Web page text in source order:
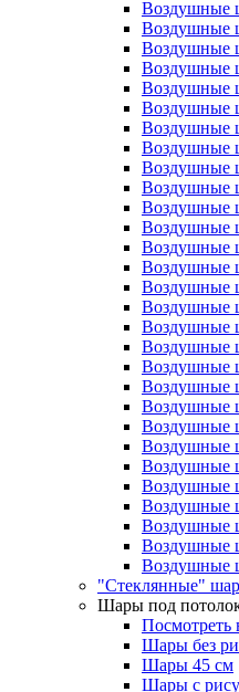
Воздушные
Воздушные
Воздушные
Воздушные
Воздушные
Воздушные
Воздушные
Воздушные
Воздушные
Воздушные
Воздушные
Воздушные
Воздушные
Воздушные
Воздушные
Воздушные
Воздушные
Воздушные
Воздушные
Воздушные
Воздушные
Воздушные
Воздушные
Воздушные
Воздушные
Воздушные
Воздушные
Воздушные
"Стеклянные"
Шары под
Посмотреть
Шары без
Шары 45 см
Шары с